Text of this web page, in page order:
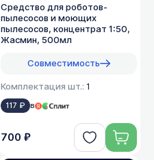
Средство для роботов-
пылесосов и моющих
пылесосов, концентрат 1:50,
Жасмин, 500мл
Совместимость
Комплектация шт.: 1
117 ₽ в
700 ₽